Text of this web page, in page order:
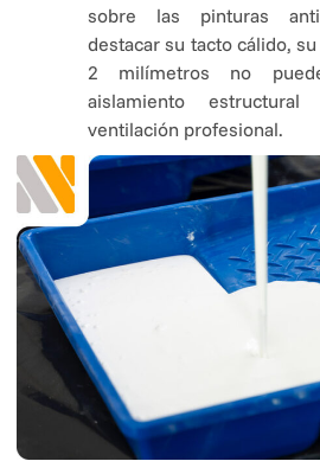
sobre las pinturas
destacar su tacto cálido,
2 milímetros no
aislamiento
ventilación profesional.